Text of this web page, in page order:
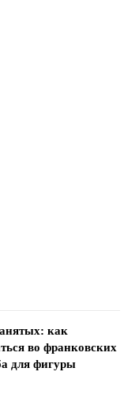
как
во франковских
для фигуры